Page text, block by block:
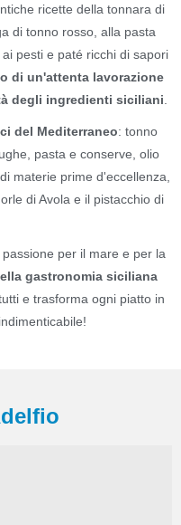
ricette della tonnara di
di tonno rosso, alla pasta
pesti e paté ricchi di sapori
di un'attenta lavorazione
degli ingredienti siciliani
del Mediterraneo: tonno
pasta e conserve, olio
materie prime d'eccellenza,
di Avola e il pistacchio di
per il mare e per la
gastronomia siciliana
e trasforma ogni piatto in